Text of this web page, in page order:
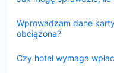
Wprowadzam dane
obciążona?
Czy hotel wymaga